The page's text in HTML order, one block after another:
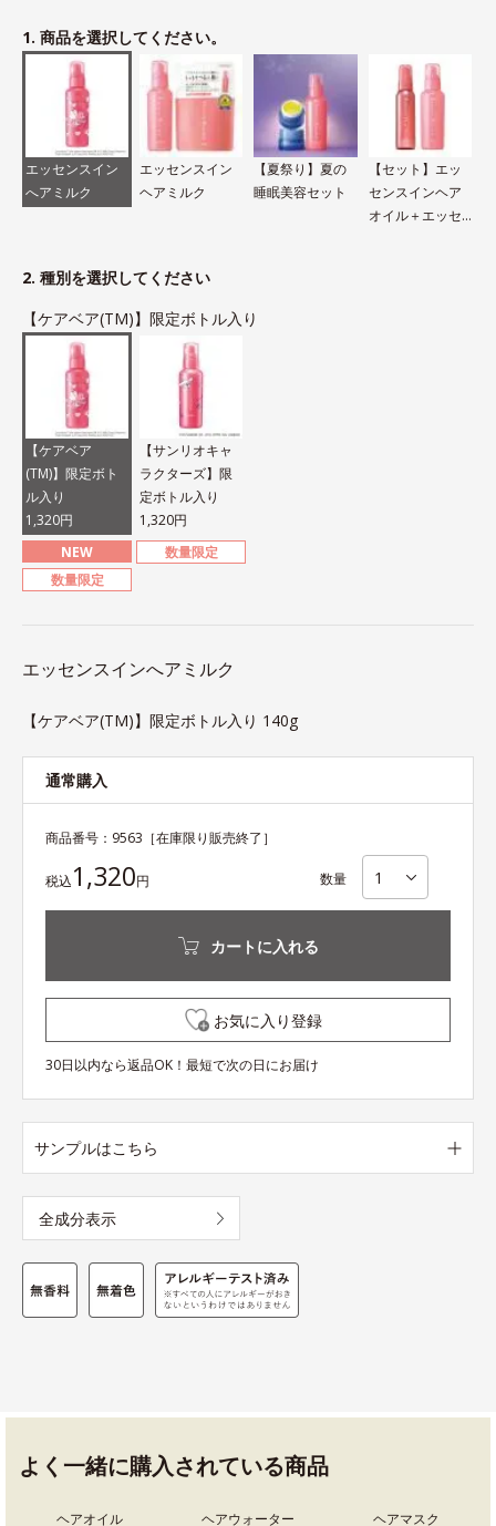
1. 商品を選択してください。
エッセンスイン
へアミルク
エッセンスイン
ヘアミルク
【夏祭り】夏の
睡眠美容セット
【セット】エッ
センスインヘア
オイル＋エッセ
2. 種別を選択してください
【ケアベア(TM)】限定ボトル入り
【ケアベア
(TM)】限定ボト
ル入り
1,320円
NEW
数量限定
【サンリオキャ
ラクターズ】限
定ボトル入り
1,320円
数量限定
エッセンスインへアミルク
【ケアベア(TM)】限定ボトル入り 140g
通常購入
商品番号： 9563 ［在庫限り販売終了］
税込1,320円 数量
カートに入れる
お気に入り登録
30日以内なら返品OK！最短で次の日にお届け
サンプルはこちら
全成分表示
よく一緒に購入されている商品
ヘアオイル ヘアウォーター ヘアマスク